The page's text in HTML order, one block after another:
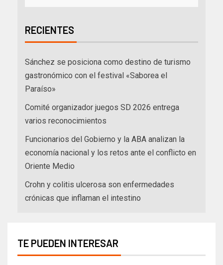
RECIENTES
Sánchez se posiciona como destino de turismo
gastronómico con el festival «Saborea el
Paraíso»
Comité organizador juegos SD 2026 entrega
varios reconocimientos
Funcionarios del Gobierno y la ABA analizan la
economía nacional y los retos ante el conflicto en
Oriente Medio
Crohn y colitis ulcerosa son enfermedades
crónicas que inflaman el intestino
TE PUEDEN INTERESAR